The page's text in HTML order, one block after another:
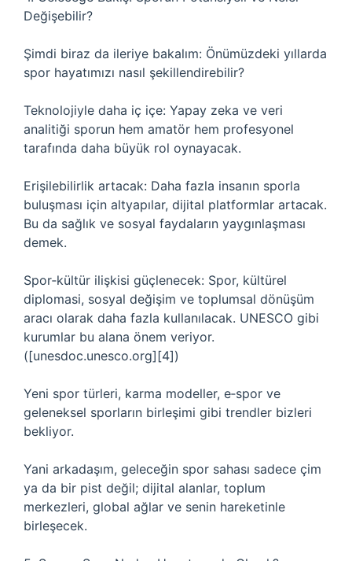
Değişebilir?
Şimdi biraz da ileriye bakalım: Önümüzdeki yıllarda
spor hayatımızı nasıl şekillendirebilir?
Teknolojiyle daha iç içe: Yapay zeka ve veri
analitiği sporun hem amatör hem profesyonel
tarafında daha büyük rol oynayacak.
Erişilebilirlik artacak: Daha fazla insanın sporla
buluşması için altyapılar, dijital platformlar artacak.
Bu da sağlık ve sosyal faydaların yaygınlaşması
demek.
Spor‑kültür ilişkisi güçlenecek: Spor, kültürel
diplomasi, sosyal değişim ve toplumsal dönüşüm
aracı olarak daha fazla kullanılacak. UNESCO gibi
kurumlar bu alana önem veriyor.
([unesdoc.unesco.org][4])
Yeni spor türleri, karma modeller, e‑spor ve
geleneksel sporların birleşimi gibi trendler bizleri
bekliyor.
Yani arkadaşım, geleceğin spor sahası sadece çim
ya da bir pist değil; dijital alanlar, toplum
merkezleri, global ağlar ve senin hareketinle
birleşecek.